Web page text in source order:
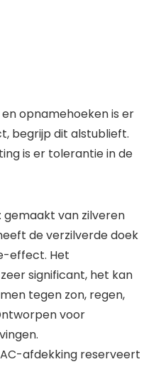
opnamehoeken is er
begrijp dit alstublieft.
is er tolerantie in de
van zilveren
de verzilverde doek
effect. Het
significant, het kan
tegen zon, regen,
voor
afdekking reserveert